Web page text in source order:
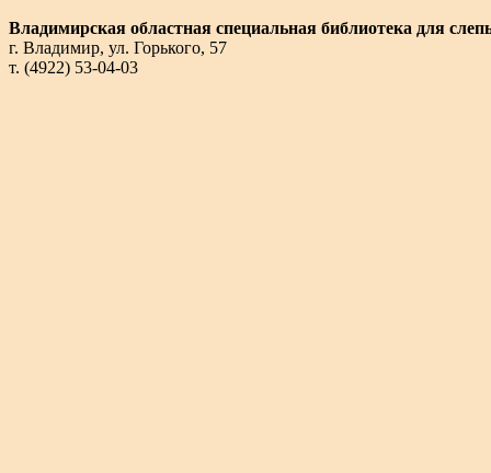
Владимирская областная специальная библиотека для
г. Владимир, ул. Горького, 57
т. (4922) 53-04-03